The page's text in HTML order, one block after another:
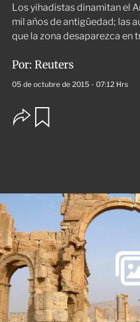
Los yihadistas dinamitan el
mil años de antigüedad; las
que la zona desaparezca en
Por: Reuters
05 de octubre de 2015 - 07:12 Hrs
O
p
s
o
m
p
a
r
t
i
r